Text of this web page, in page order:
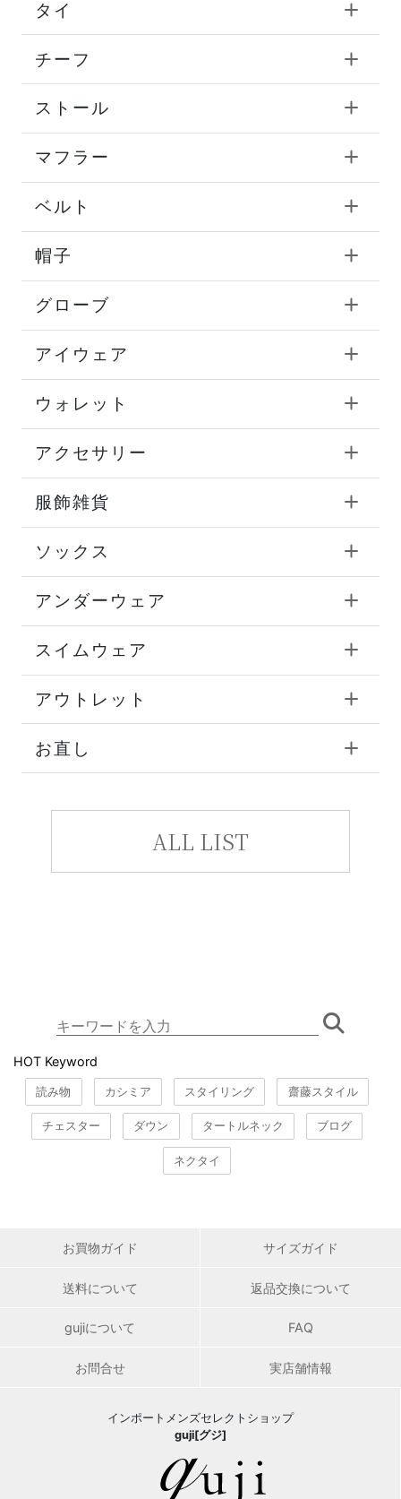
タイ
チーフ
ストール
マフラー
ベルト
帽子
グローブ
アイウェア
ウォレット
アクセサリー
服飾雑貨
ソックス
アンダーウェア
スイムウェア
アウトレット
お直し
ALL LIST
HOT Keyword
読み物 カシミア スタイリング 齋藤スタイル
チェスター ダウン タートルネック ブログ
ネクタイ
お買物ガイド サイズガイド
送料について 返品交換について
gujiについて FAQ
お問合せ 実店舗情報
インポートメンズセレクトショップ
guji[グジ]